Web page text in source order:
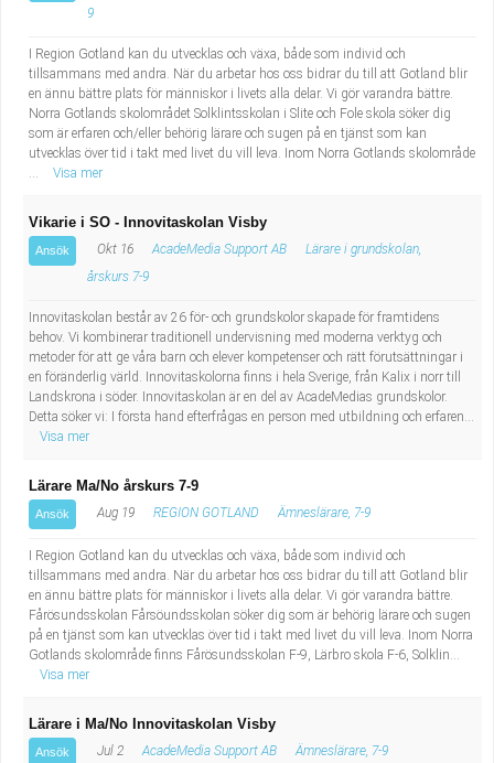
9
I Region Gotland kan du utvecklas och växa, både som individ och
tillsammans med andra. När du arbetar hos oss bidrar du till att Gotland blir
en ännu bättre plats för människor i livets alla delar. Vi gör varandra bättre.
Norra Gotlands skolområdet Solklintsskolan i Slite och Fole skola söker dig
som är erfaren och/eller behörig lärare och sugen på en tjänst som kan
utvecklas över tid i takt med livet du vill leva. Inom Norra Gotlands skolområde
...
Visa mer
Vikarie i SO - Innovitaskolan Visby
Ansök Okt 16 AcadeMedia Support AB
Lärare i grundskolan,
årskurs 7-9
Innovitaskolan består av 26 för- och grundskolor skapade för framtidens
behov. Vi kombinerar traditionell undervisning med moderna verktyg och
metoder för att ge våra barn och elever kompetenser och rätt förutsättningar i
en föränderlig värld. Innovitaskolorna finns i hela Sverige, från Kalix i norr till
Landskrona i söder. Innovitaskolan är en del av AcadeMedias grundskolor.
Detta söker vi: I första hand efterfrågas en person med utbildning och erfaren...
Visa mer
Lärare Ma/No årskurs 7-9
Ansök Aug 19 REGION GOTLAND Ämneslärare, 7-9
I Region Gotland kan du utvecklas och växa, både som individ och
tillsammans med andra. När du arbetar hos oss bidrar du till att Gotland blir
en ännu bättre plats för människor i livets alla delar. Vi gör varandra bättre.
Fårösundsskolan Fårsöundsskolan söker dig som är behörig lärare och sugen
på en tjänst som kan utvecklas över tid i takt med livet du vill leva. Inom Norra
Gotlands skolområde finns Fårösundsskolan F-9, Lärbro skola F-6, Solklin...
Visa mer
Lärare i Ma/No Innovitaskolan Visby
Ansök Jul 2 AcadeMedia Support AB Ämneslärare, 7-9